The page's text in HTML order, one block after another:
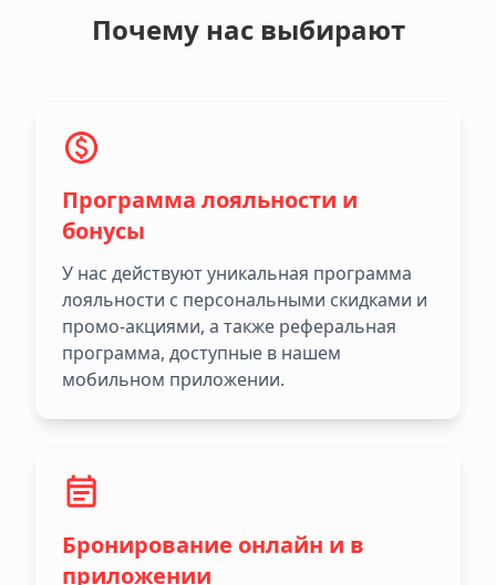
Почему нас выбирают
Программа лояльности и
бонусы
У нас действуют уникальная программа
лояльности с персональными скидками и
промо-акциями, а также реферальная
программа, доступные в нашем
мобильном приложении.
Бронирование онлайн и в
приложении